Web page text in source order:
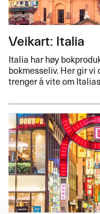
Veikart: Italia
Italia har høy
bokmesseliv. Her gir
trenger å vite om